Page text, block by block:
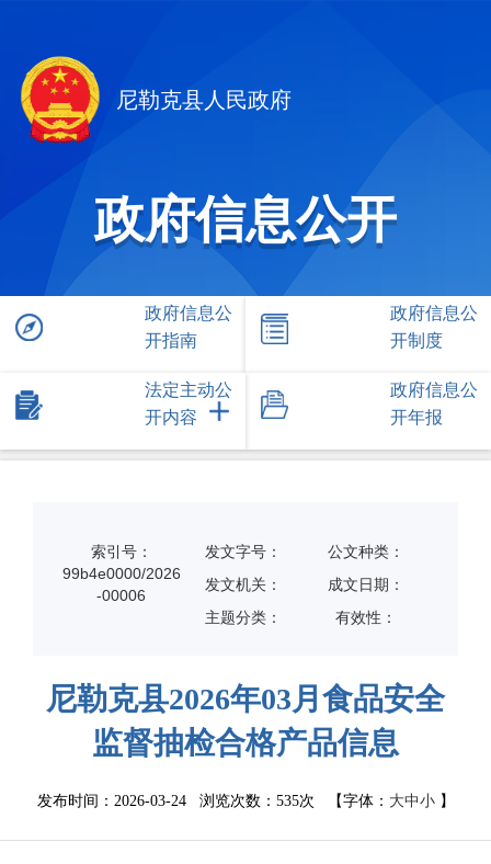
尼勒克县人民政府
政府信息公开
政府信息公
开指南
政府信息公
开制度
法定主动公
开内容
政府信息公
开年报
索引号：
99b4e0000/2026
-00006
发文字号：
公文种类：
发文机关：
成文日期：
主题分类：
有效性：
尼勒克县2026年03月食品安全
监督抽检合格产品信息
发布时间：2026-03-24 浏览次数： 535次 【字体： 大中小】